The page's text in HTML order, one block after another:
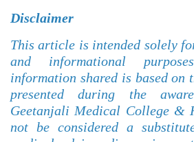
Disclaimer
This article is intended solely
and informational
information shared is based on
presented during the
Geetanjali Medical College &
not be considered a